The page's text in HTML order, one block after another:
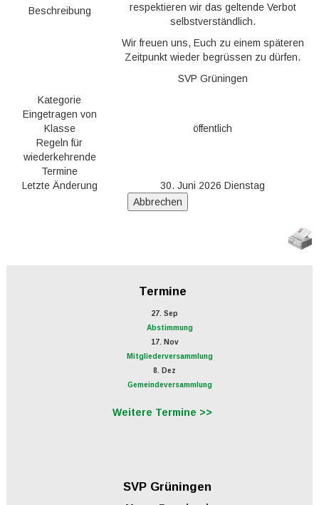
Beschreibung
respektieren wir das geltende Verbot
selbstverständlich.
Wir freuen uns, Euch zu einem späteren
Zeitpunkt wieder begrüssen zu dürfen.
SVP Grüningen
Kategorie
Eingetragen von
Klasse
öffentlich
Regeln für
wiederkehrende
Termine
Letzte Änderung
30. Juni 2026 Dienstag
Termine
27. Sep
Abstimmung
17. Nov
Mitgliederversammlung
8. Dez
Gemeindeversammlung
Weitere Termine >>
SVP Grüningen